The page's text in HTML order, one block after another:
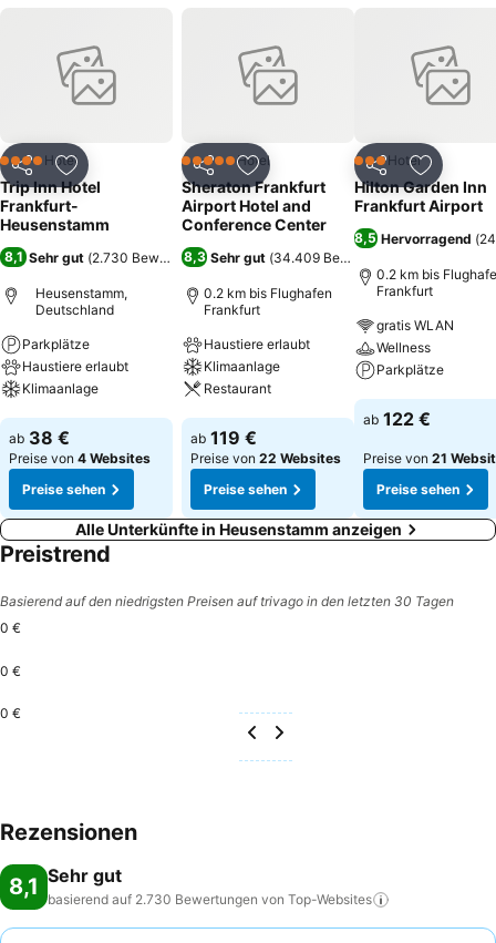
Teilen Zu Favoriten hinzufügen
4 SterneHotel
Trip Inn Hotel
Frankfurt-
Heusenstamm
8,1 Sehr gut (2.730 Bewertungen)
Heusenstamm,
Deutschland
Parkplätze
Haustiere erlaubt
Klimaanlage
Preise sehen
ab 38 €
Preise von 4 Websites
Preise sehen
Teilen Zu Favoriten hinzufügen
5 Sterne Hotel
Sheraton Frankfurt
Airport Hotel and
Conference Center
8,3 Sehr gut (34.409 Bewertungen
0.2 km bis Flughafen
Frankfurt
Haustiere erlaubt
Klimaanlage
Restaurant
Preise sehen
ab 119 €
Preise von 22 Websites
Preise sehen
Teilen Zu
3 SterneHotel
Hilton Garden Inn
Frankfurt Airport
8,5 Hervorragend (
0.2 km bis
Frankfurt
gratis WLAN
Wellness
Parkplätze
Preise sehen
ab 122 €
Preise von 21
Preise sehen
Alle Unterkünfte in Heusenstamm anzeigen
Preistrend
Basierend auf den niedrigsten Preisen auf trivago in den letzten 30 Tagen
0 €
0 €
0 €
Rezensionen
8,1 Sehr gut
basierend auf 2.730 Bewertungen von Top-Websites